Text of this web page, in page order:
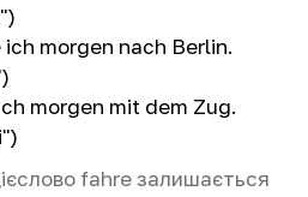
morgen nach Berlin.
morgen mit dem Zug.
fahre залишається